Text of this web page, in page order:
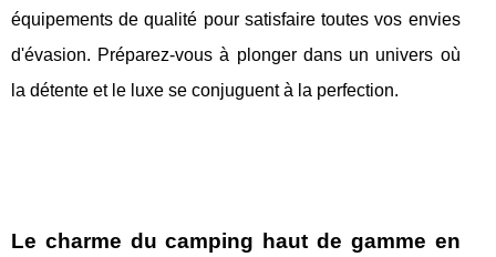
équipements de qualité pour satisfaire toutes vos envies
d'évasion. Préparez-vous à plonger dans un univers où
la détente et le luxe se conjuguent à la perfection.
Le charme du camping haut de gamme en